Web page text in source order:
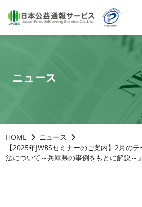
ニュース
HOME
ニュース
【2025年JWBSセミナーのご案内】2月の
法について～兵庫県の事例をもとに解説～